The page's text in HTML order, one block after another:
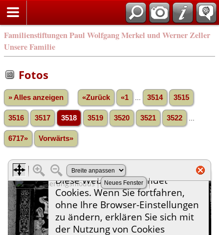
Familienstiftungen Paul Wolfgang Merkel und Werner Zeller
Unsere Familie
Fotos
» Alles anzeigen «Zurück «1 3514 3515
3516 3517 3518 3519 3520 3521 3522
6717» Vorwärts»